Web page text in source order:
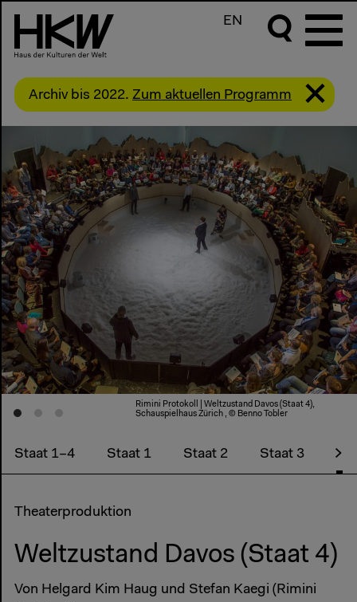
EN
Archiv bis 2022. Zum aktuellen Programm
Rimini Protokoll | Weltzustand Davos (Staat 4),
Schauspielhaus Zürich , © Benno Tobler
Staat 1–4 Staat 1 Staat 2 Staat 3
Theaterproduktion
Weltzustand Davos (Staat 4)
Von Helgard Kim Haug und Stefan Kaegi (Rimini